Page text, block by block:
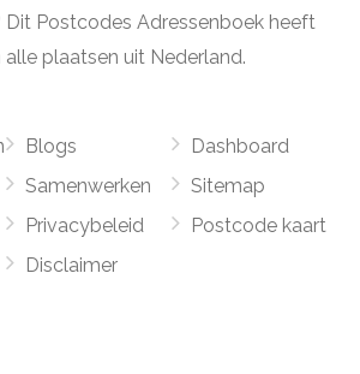
Dit Postcodes Adressenboek heeft
plaatsen uit Nederland.
Blogs
Samenwerken
Privacybeleid
Disclaimer
Dashboard
Sitemap
Postcode kaart